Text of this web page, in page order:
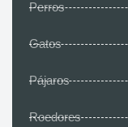
Perros
Gatos
Pájaros
Roedores